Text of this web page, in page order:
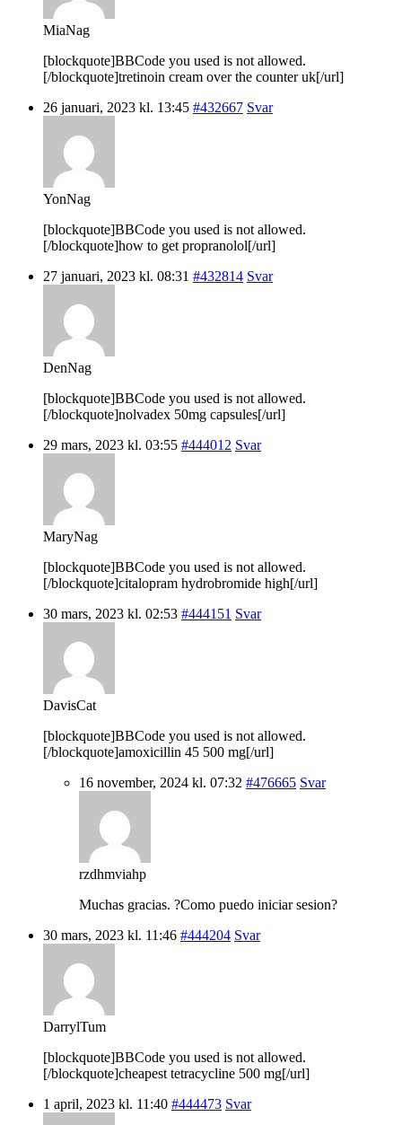
MiaNag
[blockquote]BBCode you used is not allowed.
[/blockquote]tretinoin cream over the counter uk[/url]
26 januari, 2023 kl. 13:45 #432667 Svar
YonNag
[blockquote]BBCode you used is not allowed.
[/blockquote]how to get propranolol[/url]
27 januari, 2023 kl. 08:31 #432814 Svar
DenNag
[blockquote]BBCode you used is not allowed.
[/blockquote]nolvadex 50mg capsules[/url]
29 mars, 2023 kl. 03:55 #444012 Svar
MaryNag
[blockquote]BBCode you used is not allowed.
[/blockquote]citalopram hydrobromide high[/url]
30 mars, 2023 kl. 02:53 #444151 Svar
DavisCat
[blockquote]BBCode you used is not allowed.
[/blockquote]amoxicillin 45 500 mg[/url]
16 november, 2024 kl. 07:32 #476665 Svar
rzdhmviahp
Muchas gracias. ?Como puedo iniciar sesion?
30 mars, 2023 kl. 11:46 #444204 Svar
DarrylTum
[blockquote]BBCode you used is not allowed.
[/blockquote]cheapest tetracycline 500 mg[/url]
1 april, 2023 kl. 11:40 #444473 Svar